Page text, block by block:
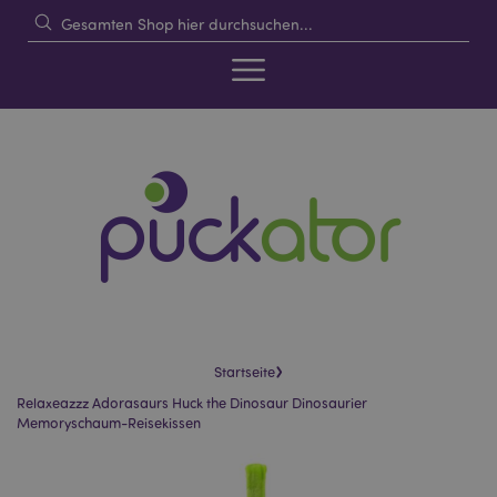
Startseite›
Relaxeazzz Adorasaurs Huck the Dinosaur Dinosaurier
Memoryschaum-Reisekissen